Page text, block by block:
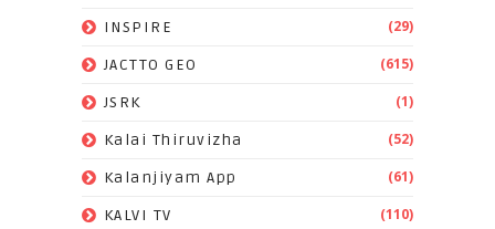
INSPIRE (29)
JACTTO GEO (615)
JSRK (1)
Kalai Thiruvizha (52)
Kalanjiyam App (61)
KALVI TV (110)